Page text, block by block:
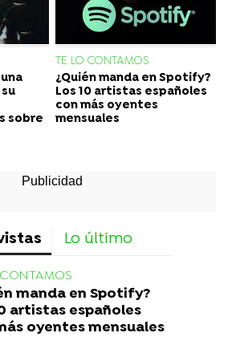
sobre
TE LO CONTAMOS
¿Quién manda en Spotify?
Los 10 artistas españoles
con más oyentes
mensuales
Lo último
manda en Spotify?
artistas españoles
oyentes mensuales